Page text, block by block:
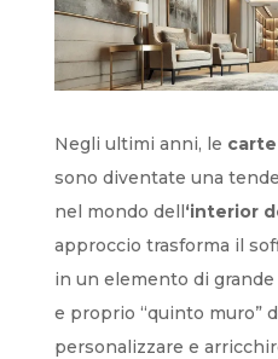
Negli ultimi anni, le
sono diventate una
nel mondo dell‘interior
approccio trasforma il
in un elemento di
e proprio “quinto muro”
personalizzare e